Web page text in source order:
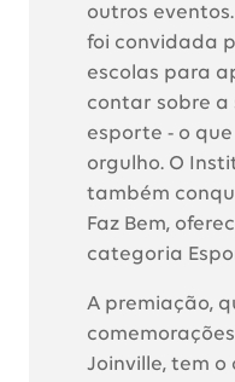
outros
foi convidada
escolas para
contar sobre
esporte - o
orgulho. O
também
Faz Bem,
categoria
A premiação,
Joinville, tem